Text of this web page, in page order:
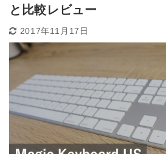
と比較レビュー
2017年11月17日